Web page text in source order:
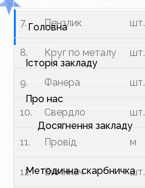
7. Пензлик шт.
8. Круг по металу шт.
9. Фанера шт.
10. Свердло шт.
11. Провід м
12. Вимикач шт.
Головна
Історія закладу
Про нас
Досягнення закладу
Методична скарбничка